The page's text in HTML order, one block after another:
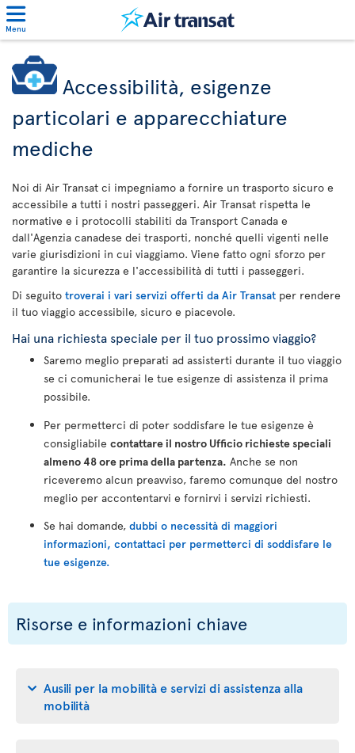
Menu
Accessibilità, esigenze
particolari e apparecchiature
mediche
Noi di Air Transat ci impegniamo a fornire un trasporto sicuro e
accessibile a tutti i nostri passeggeri. Air Transat rispetta le
normative e i protocolli stabiliti da Transport Canada e
dall'Agenzia canadese dei trasporti, nonché quelli vigenti nelle
varie giurisdizioni in cui viaggiamo. Viene fatto ogni sforzo per
garantire la sicurezza e l'accessibilità di tutti i passeggeri.
Di seguito troverai i vari servizi offerti da Air Transat per rendere
il tuo viaggio accessibile, sicuro e piacevole.
Hai una richiesta speciale per il tuo prossimo viaggio?
Saremo meglio preparati ad assisterti durante il tuo viaggio
se ci comunicherai le tue esigenze di assistenza il prima
possibile.
Per permetterci di poter soddisfare le tue esigenze è
consigliabile contattare il nostro Ufficio richieste speciali
almeno 48 ore prima della partenza. Anche se non
riceveremo alcun preavviso, faremo comunque del nostro
meglio per accontentarvi e fornirvi i servizi richiesti.
Se hai domande, dubbi o necessità di maggiori
informazioni, contattaci per permetterci di soddisfare le
tue esigenze.
Risorse e informazioni chiave
Ausili per la mobilità e servizi di assistenza alla
mobilità